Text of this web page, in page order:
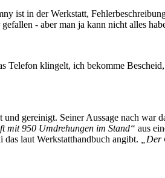
ist in der Werkstatt,
- aber man ja kann nicht alles
Telefon klingelt, ich bekomme
und gereinigt. Seiner Aussage nach war
mit 950 Umdrehungen im Stand“ aus
laut Werkstatthandbuch angibt.